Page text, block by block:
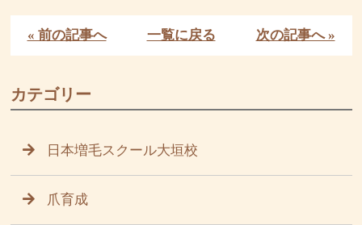
« 前の記事へ 一覧に戻る 次の記事へ »
カテゴリー
日本増毛スクール大垣校
爪育成